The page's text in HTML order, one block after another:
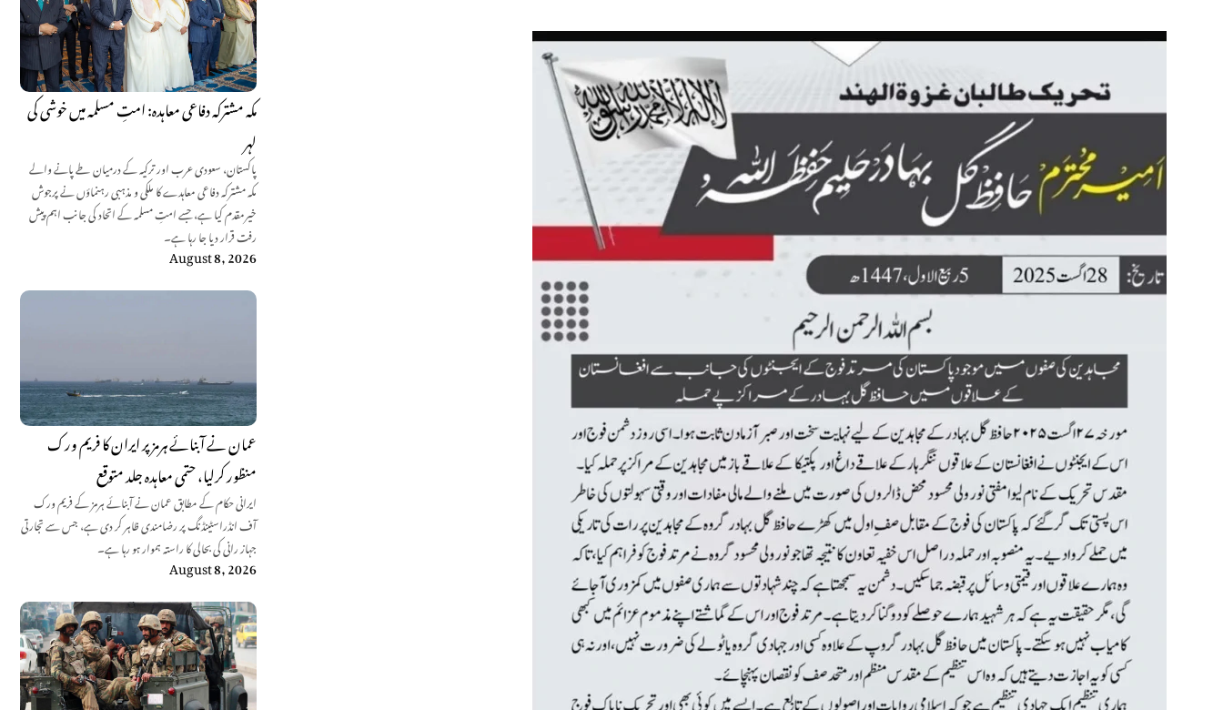
مکہ مشترکہ دفاعی معاہدہ: امتِ مسلمہ میں خوشی کی
لہر
پاکستان، سعودی عرب اور ترکیہ کے درمیان طے پانے والے
مکہ مشترکہ دفاعی معاہدے کا ملکی و مذہبی رہنماؤں نے پرجوش
خیرمقدم کیا ہے، جسے امتِ مسلمہ کے اتحاد کی جانب اہم پیش
رفت قرار دیا جا رہا ہے۔
August 8, 2026
عمان نے آبنائے ہرمز پر ایران کا فریم ورک
منظور کرلیا، حتمی معاہدہ جلد متوقع
ایرانی حکام کے مطابق عمان نے آبنائے ہرمز کے فریم ورک
آف انڈراسٹینڈنگ پر رضامندی ظاہر کر دی ہے، جس سے تجارتی
جہاز رانی کی بحالی کا راستہ ہموار ہو رہا ہے۔
August 8, 2026